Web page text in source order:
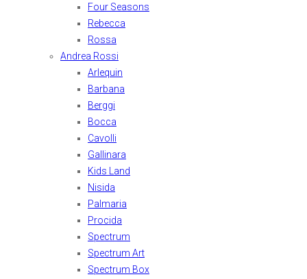
Four Seasons
Rebecca
Rossa
Andrea Rossi
Arlequin
Barbana
Berggi
Bocca
Cavolli
Gallinara
Kids Land
Nisida
Palmaria
Procida
Spectrum
Spectrum Art
Spectrum Box